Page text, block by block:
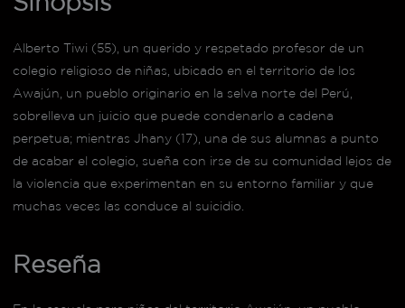
Alberto Tiwi (55), un querido y respetado profesor de un
colegio religioso de niñas, ubicado en el territorio de los
Awajún, un pueblo originario en la selva norte del Perú,
sobrelleva un juicio que puede condenarlo a cadena
perpetua; mientras Jhany (17), una de sus alumnas a punto
de acabar el colegio, sueña con irse de su comunidad lejos de
la violencia que experimentan en su entorno familiar y que
muchas veces las conduce al suicidio.
Reseña